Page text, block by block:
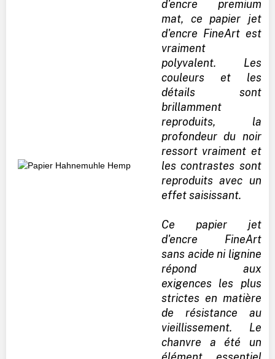
d'encre premium
mat, ce papier jet
d'encre FineArt est
vraiment
polyvalent. Les
couleurs et les
détails sont
brillamment
reproduits, la
profondeur du noir
ressort vraiment et
les contrastes sont
reproduits avec un
effet saisissant.
Ce papier jet
d'encre FineArt
sans acide ni lignine
répond aux
exigences les plus
strictes en matière
de résistance au
vieillissement. Le
chanvre a été un